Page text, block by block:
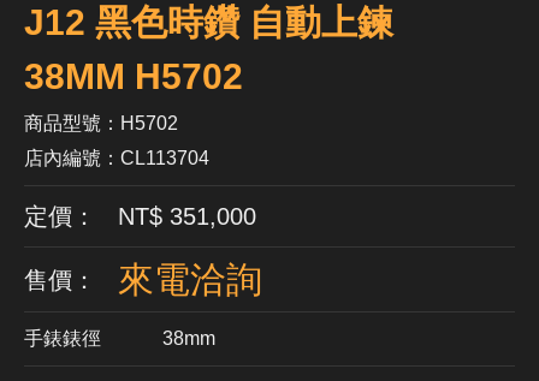
J12 黑色時鑽 自動上鍊
38MM H5702
商品型號：H5702
店內編號：CL113704
定價： NT$ 351,000
售價： 來電洽詢
手錶錶徑 38mm